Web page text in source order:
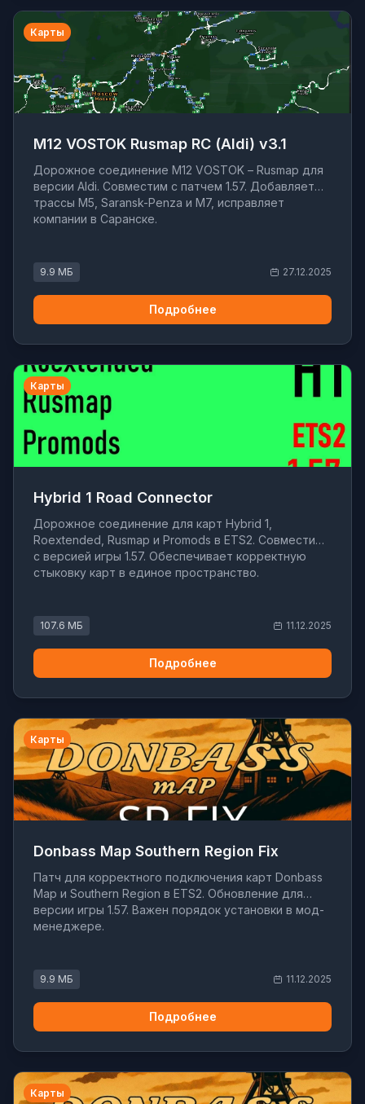
Карты
M12 VOSTOK Rusmap RC (Aldi) v3.1
Дорожное соединение M12 VOSTOK – Rusmap для
версии Aldi. Совместим с патчем 1.57. Добавляет
трассы M5, Saransk-Penza и M7, исправляет
компании в Саранске.
9.9 МБ 27.12.2025
Подробнее
Карты
Hybrid 1 Road Connector
Дорожное соединение для карт Hybrid 1,
Roextended, Rusmap и Promods в ETS2. Совместимо
с версией игры 1.57. Обеспечивает корректную
стыковку карт в единое пространство.
107.6 МБ 11.12.2025
Подробнее
Карты
Donbass Map Southern Region Fix
Патч для корректного подключения карт Donbass
Map и Southern Region в ETS2. Обновление для
версии игры 1.57. Важен порядок установки в мод-
менеджере.
9.9 МБ 11.12.2025
Подробнее
Карты